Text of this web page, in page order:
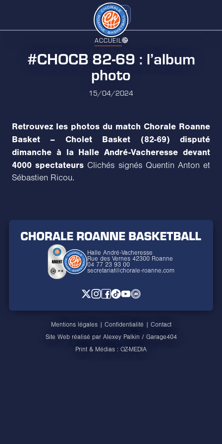
ACCUEIL
#CHOCB 82-69 : l’album
photo
15/04/2024
Retrouvez les photos du match Chorale Roanne
Basket – Cholet Basket (82-69) disputé
dimanche à la Halle André-Vacheresse devant
4000 spectateurs Clichés signés Quentin Anton et
Sébastien Ricou.
Halle André-Vacheresse
Rue des Vernes 42300 Roanne
04 77 23 93 00
secretariat@chorale-roanne.com
Mentions légales| Confidentialité | Contact
Site Web réalisé par Alexey Palkin / Garage404
Print & Médias : OZ-MEDIA